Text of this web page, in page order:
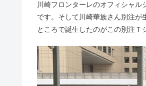
川崎フロンターレのオフィシャ
です。そして川崎華族さん別注が
ところで誕生したのがこの別注Ｔ